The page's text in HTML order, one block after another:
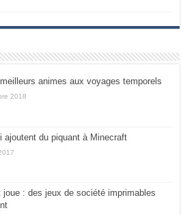
animes aux voyages temporels
2018
ajoutent du piquant à Minecraft
joue : des jeux de société imprimables